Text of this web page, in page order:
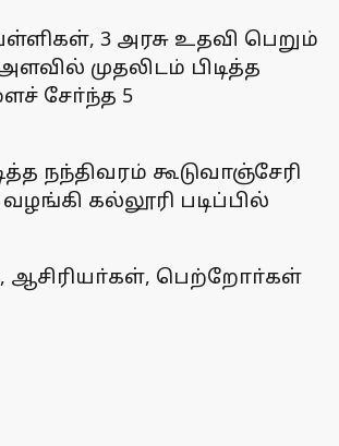
3 அரசு உதவி பெறும்
முதலிடம் பிடித்த
சோ்ந்த 5
நந்திவரம் கூடுவாஞ்சேரி
கல்லூரி படிப்பில்
ஆசிரியா்கள், பெற்றோா்கள்